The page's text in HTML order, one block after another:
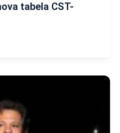
tabela CST-